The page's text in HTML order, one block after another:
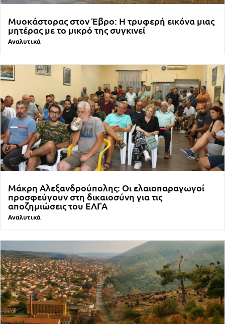
Μυοκάστορας στον Έβρο: Η τρυφερή εικόνα μιας
μητέρας με το μικρό της συγκινεί
Αναλυτικά
Μάκρη Αλεξανδρούπολης: Οι ελαιοπαραγωγοί
προσφεύγουν στη δικαιοσύνη για τις
αποζημιώσεις του ΕΛΓΑ
Αναλυτικά